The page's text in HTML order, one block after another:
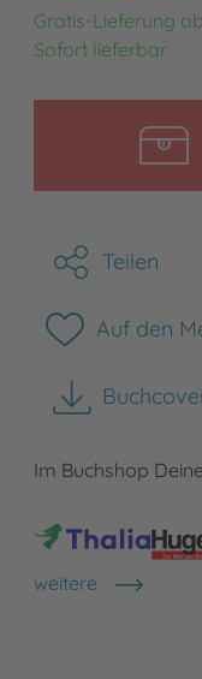
Gratis-Lieferung
Sofort lieferbar
Teilen
Auf den
Im Buchshop
weitere
Shops anzeigen